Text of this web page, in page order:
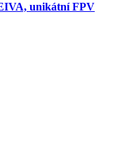
unikátní FPV